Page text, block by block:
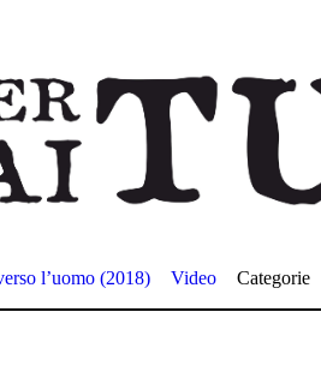
l’uomo (2018) Video Categorie